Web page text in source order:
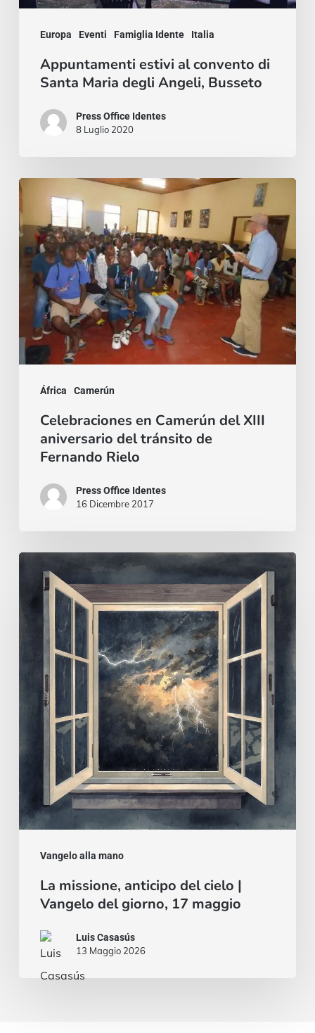
Europa Eventi Famiglia Idente Italia
Angeli,
Busseto
Appuntamenti estivi al convento di
Santa Maria degli Angeli, Busseto
Press Office Identes
8 Luglio 2020
África Camerún
Celebraciones
en
Camerún
del
XIII
aniversario
tránsito
de
Fernando
RieloCelebraciones en Camerún del XIII
aniversario del tránsito de
Fernando Rielo
Press Office Identes
16 Dicembre 2017
Vangelo alla mano
La
missione,
anticipo
|
Vangelo
giorno,
maggio
La missione, anticipo del cielo |
Vangelo del giorno, 17 maggio
Luis Casasús
13 Maggio 2026